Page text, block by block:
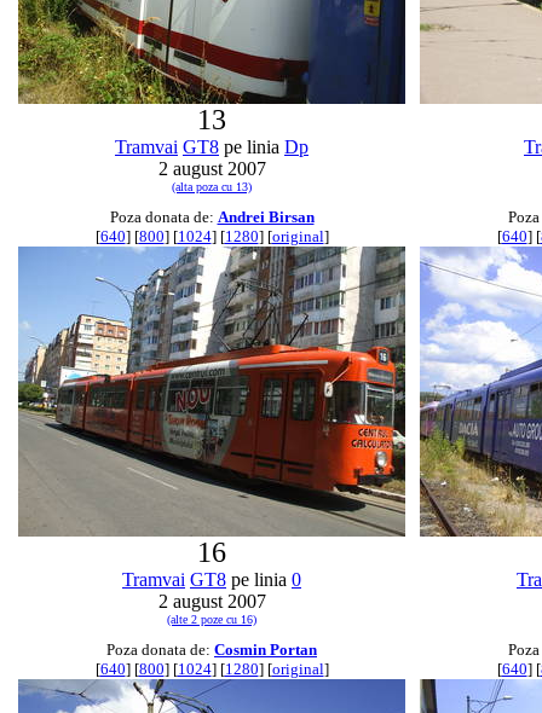
13
Tramvai GT8 pe linia Dp
2 august 2007
(alta poza cu 13)
Poza donata de: Andrei Birsan
[640] [800] [1024] [1280] [original]
16
Tramvai GT8 pe linia 0
2 august 2007
(alte 2 poze cu 16)
[640] [
Poza donata de: Cosmin Portan
[640] [800] [1024] [1280] [original]
[640] [